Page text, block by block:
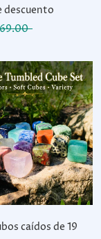
descuento
caídos de 19